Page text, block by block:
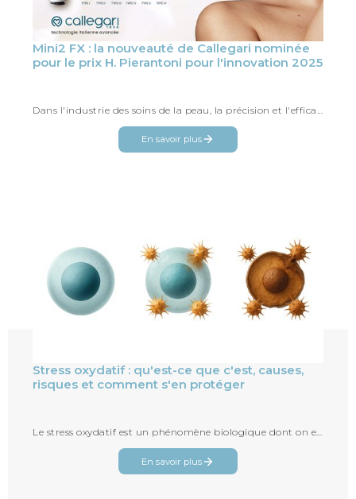
Mini2 FX : la nouveauté de Callegari nominée
pour le prix H. Pierantoni pour l'innovation 2025
En savoir plus
Stress oxydatif : qu'est-ce que c'est, causes,
risques et comment s'en protéger
Le stress oxydatif est un phénomène biologique dont on entend souvent parler, notamment en lien avec le vieillissement, les maladies...
En savoir plus